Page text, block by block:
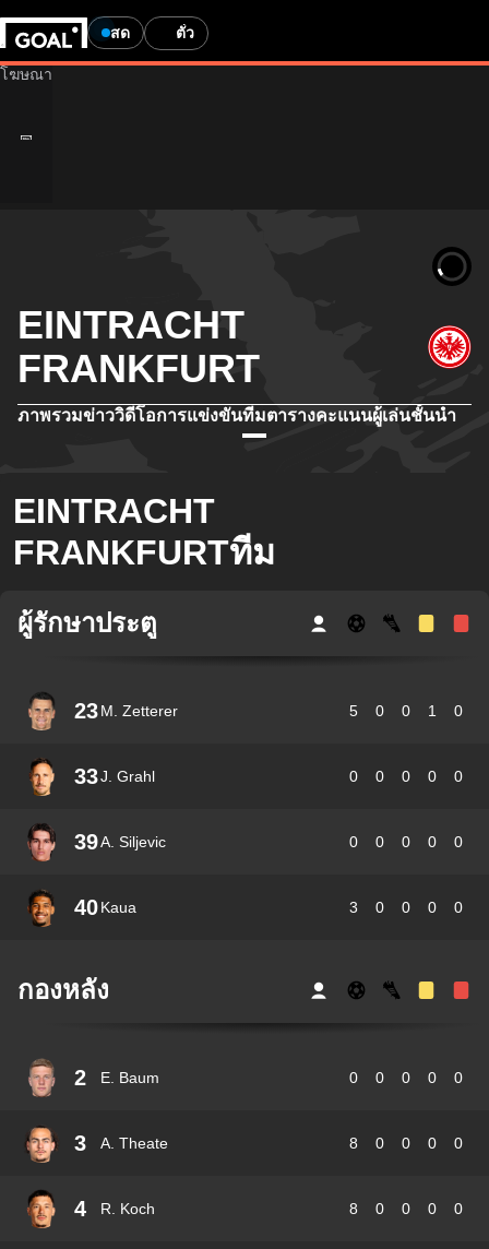
สด ตั๋ว
EINTRACHT
FRANKFURT
ภาพรวมข่าววิดีโอการแข่งขันทีมตารางคะแนนผู้เล่นชั้นนำ
EINTRACHT
FRANKFURTทีม
ผู้รักษาประตู
23M. Zetterer 5 0 0 1 0
33J. Grahl 0 0 0 0 0
39A. Siljevic 0 0 0 0 0
40Kaua 3 0 0 0 0
กองหลัง
2 E. Baum 0 0 0 0 0
3 A. Theate 8 0 0 0 0
4 R. Koch 8 0 0 0 0